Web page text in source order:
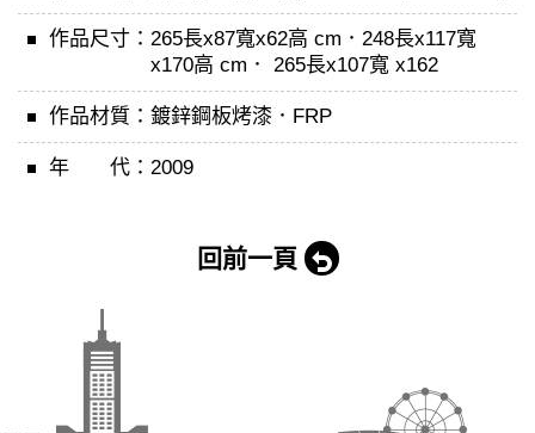
作品尺寸： 265長x87寬x62高 cm．248長x117寬
x170高 cm． 265長x107寬 x162
作品材質： 鍍鋅鋼板烤漆．FRP
年 代： 2009
回前一頁